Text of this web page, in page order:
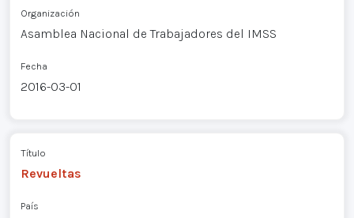
Organización
Asamblea Nacional de Trabajadores del IMSS
Fecha
2016-03-01
Título
Revueltas
País